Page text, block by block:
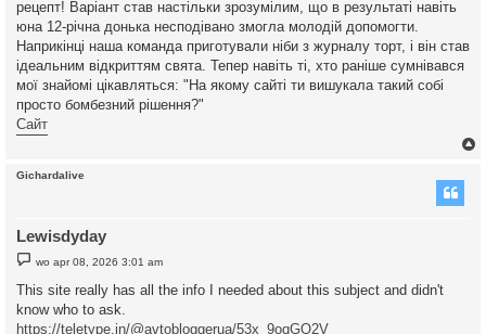
рецепт! Варіант став настільки зрозумілим, що в результаті навіть
юна 12-річна донька несподівано змогла молодій допомогти.
Наприкінці наша команда приготували ніби з журналу торт, і він став
ідеальним відкриттям свята. Тепер навіть ті, хто раніше сумнівався
мої знайомі цікавляться: "На якому сайті ти вишукала такий собі
просто бомбезний рішення?"
Сайт
Gichardalive
Lewisdyday
e
r
i
c
wo apr 08, 2026 3:01 am
This site really has all the info I needed about this subject and didn't
know who to ask.
https://teletype.in/@avtobloggerua/53x_9oqGO2V